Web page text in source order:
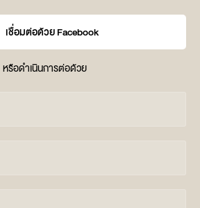
เชื่อมต่อด้วย Facebook
หรือดำเนินการต่อด้วย